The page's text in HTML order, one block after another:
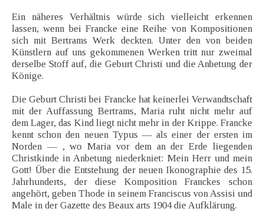
Ein näheres Verhältnis würde sich vielleicht erkennen
lassen, wenn bei Francke eine Reihe von Kompositionen
sich mit Bertrams Werk deckten. Unter den von beiden
Künstlern auf uns gekommenen Werken tritt nur zweimal
derselbe Stoff auf, die Geburt Christi und die Anbetung der
Könige.
Die Geburt Christi bei Francke hat keinerlei Verwandtschaft
mit der Auffassung Bertrams, Maria ruht nicht mehr auf
dem Lager, das Kind liegt nicht mehr in der Krippe. Francke
kennt schon den neuen Typus — als einer der ersten im
Norden — , wo Maria vor dem an der Erde liegenden
Christkinde in Anbetung niederkniet: Mein Herr und mein
Gott! Über die Entstehung der neuen Ikonographie des 15.
Jahrhunderts, der diese Komposition Franckes schon
angehört, geben Thode in seinem Franciscus von Assisi und
Male in der Gazette des Beaux arts 1904 die Aufklärung.